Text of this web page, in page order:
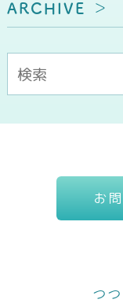
ARCHIVE
お
つ